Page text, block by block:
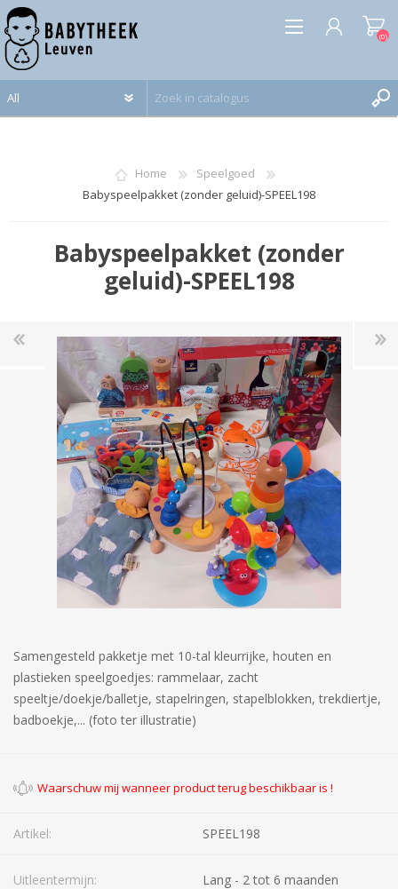
(0)
Home
Speelgoed
Babyspeelpakket (zonder geluid)-SPEEL198
Babyspeelpakket (zonder
geluid)-SPEEL198
Samengesteld pakketje met 10-tal kleurrijke, houten en
plastieken speelgoedjes: rammelaar, zacht
speeltje/doekje/balletje, stapelringen, stapelblokken, trekdiertje,
badboekje,... (foto ter illustratie)
Artikel: SPEEL198
Uitleentermijn: Lang - 2 tot 6 maanden